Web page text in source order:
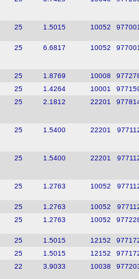
25 1.5015 10052
25 6.6817 10052
25 1.8769 10008
25 1.4264 10001
25 2.1812 22201
25 1.5400 22201
25 1.5400 22201
25 1.2763 10052
25 1.2763 10052
25 1.2763 10052
25 1.5015 12152
25 1.5015 12152
22 3.9033 10038